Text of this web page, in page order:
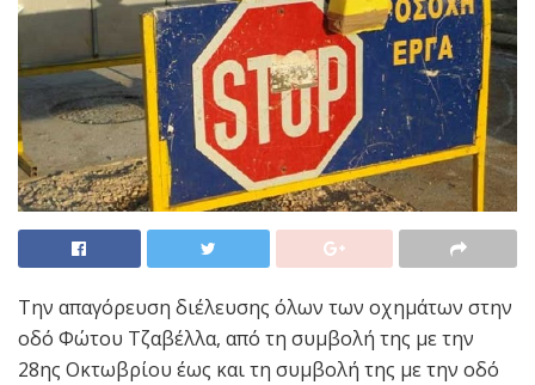
Tην απαγόρευση διέλευσης όλων των οχημάτων στην
οδό Φώτου Τζαβέλλα, από τη συμβολή της με την
28ης Οκτωβρίου έως και τη συμβολή της με την οδό